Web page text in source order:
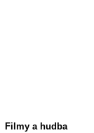
Filmy a hudba